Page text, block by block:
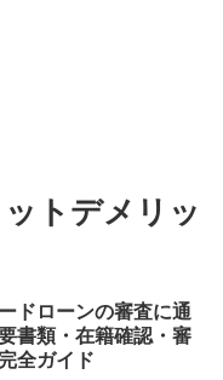
トデメリッ
ドローンの審査に通
書類・在籍確認・審
全ガイド